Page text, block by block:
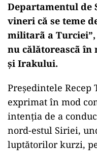
Departamentul de
vineri că se teme
militarã a
nu călătoreascã în
şi Irakului.
Preşedintele Recep
exprimat în mod
intenţia de a
nord-estul Siriei,
luptătorilor kurzi,